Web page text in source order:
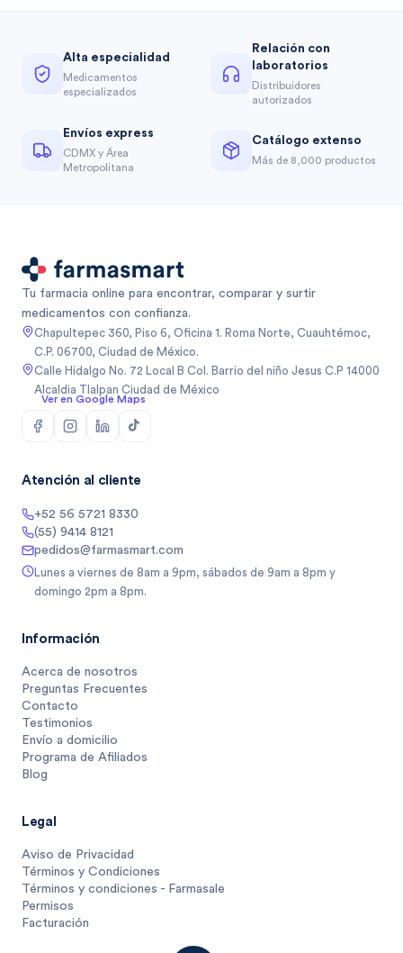
Alta especialidad
Medicamentos
especializados
Relación con
laboratorios
Distribuidores
autorizados
Envíos express
CDMX y Área
Metropolitana
Catálogo extenso
Más de 8,000 productos
Tu farmacia online para encontrar, comparar y surtir
medicamentos con confianza.
Chapultepec 360, Piso 6, Oficina 1. Roma Norte, Cuauhtémoc,
C.P. 06700, Ciudad de México.
Calle Hidalgo No. 72 Local B Col. Barrio del niño Jesus C.P 14000
Alcaldia Tlalpan Ciudad de México
Ver en Google Maps
Atención al cliente
+52 56 5721 8330
(55) 9414 8121
pedidos@farmasmart.com
Lunes a viernes de 8am a 9pm, sábados de 9am a 8pm y
domingo 2pm a 8pm.
Información
Acerca de nosotros
Preguntas Frecuentes
Contacto
Testimonios
Envío a domicilio
Programa de Afiliados
Blog
Legal
Aviso de Privacidad
Términos y Condiciones
Términos y condiciones - Farmasale
Permisos
Facturación